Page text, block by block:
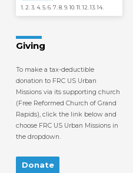
1. 2. 3. 4. 5. 6. 7. 8. 9. 10. 11. 12. 13. 14.
Giving
To make a tax-deductible
donation to FRC US Urban
Missions via its supporting church
(Free Reformed Church of Grand
Rapids), click the link below and
choose FRC US Urban Missions in
the dropdown.
Donate